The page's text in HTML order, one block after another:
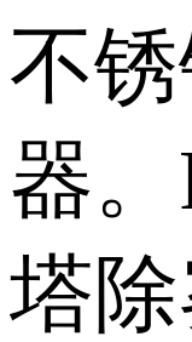
不
器
塔